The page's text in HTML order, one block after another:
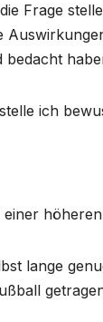
Frage
bedacht
ich
lange